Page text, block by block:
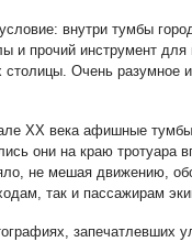
внутри тумбы
и прочий инструмент
столицы. Очень разумное
XX века афишные
они на краю тротуара
не мешая движению,
так и пассажирам
запечатлевших